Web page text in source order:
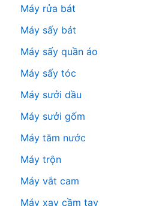
Máy rửa bát
Máy sấy bát
Máy sấy quần áo
Máy sấy tóc
Máy sưởi dầu
Máy sưởi gốm
Máy tăm nước
Máy trộn
Máy vắt cam
Máy xay cầm tay